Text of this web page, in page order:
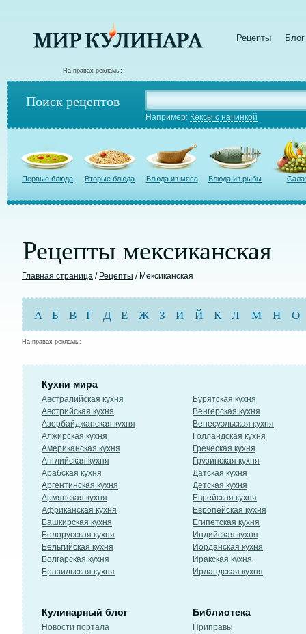
Рецепты Блог
На правах рекламы:
Поиск рецептов
Например: Кексы с начинкой
Первые блюда Вторые блюда Блюда из мяса Блюда из рыбы
Рецепты мексиканская
Главная страница / Рецепты / Мексиканская
А Б В Г Д Е Ж З И Й К Л М Н О
На правах рекламы:
Кухни мира
Австралийская кухня
Австрийская кухня
Азербайджанская кухня
Алжирская кухня
Американская кухня
Английская кухня
Арабская кухня
Аргентинская кухня
Армянская кухня
Африканская кухня
Башкирская кухня
Белорусская кухня
Бельгийская кухня
Болгарская кухня
Бразильская кухня
Бурятская кухня
Венгерская кухня
Венесуэльская кухня
Голландская кухня
Греческая кухня
Грузинская кухня
Датская кухня
Детская кухня
Еврейская кухня
Европейская кухня
Египетская кухня
Индийская кухня
Иорданская кухня
Иракская кухня
Ирландская кухня
Кулинарный блог
Новости портала
Библиотека
Приправы